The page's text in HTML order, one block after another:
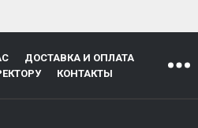
ДОСТАВКА И ОПЛАТА
КОНТАКТЫ